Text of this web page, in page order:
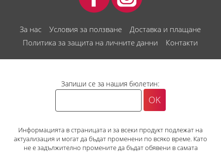
За нас Условия за ползване
Доставка и плащане
Политика за защита на личните данни
Контакти
Запиши се за нашия бюлетин:
Информацията в страницата и за всеки продукт подлежат на
актуализация и могат да бъдат променени по всяко време. Като
не е задължително промените да бъдат обявени в самата